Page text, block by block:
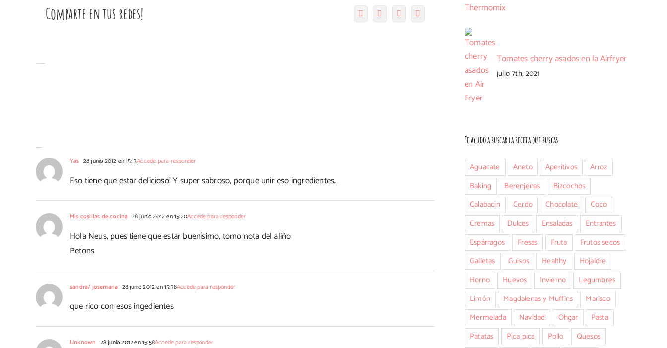
Comparte en tus redes! FacebookTwitter Pinterest
electrónico
Yas 28 junio 2012 en 15:13Accede para responder
Eso tiene que estar delicioso! Y super sabroso, porque unir eso ingredientes…
Mis cosillas de cocina 28 junio 2012 en 15:20Accede para responder
Hola Neus, pues tiene que estar buenísimo, tomo nota del aliño
Petons
sandra/ josemaria 28 junio 2012 en 15:38Accede para responder
que rico con esos ingedientes
Unknown 28 junio 2012 en 15:58Accede para responder
Tomates cherry asados en la Airfryer
julio 7th, 2021
Te ayudo a buscar la receta que buscas
Aguacate Aneto Aperitivos
Arroz
Baking
Berenjenas
Bizcochos
Calabacín
Cerdo Chocolate
Coco
Cremas
Dulces Ensaladas
Entrantes
Espárragos
Fresas Fruta
Frutos secos
Galletas
Guisos Healthy
Hojaldre
Horno
Huevos Invierno
Legumbres
Limón
Magdalenas y Muffins
Marisco
Mermelada
Navidad Ohgar
Pasta
Patatas
Pica pica Pollo
Quesos